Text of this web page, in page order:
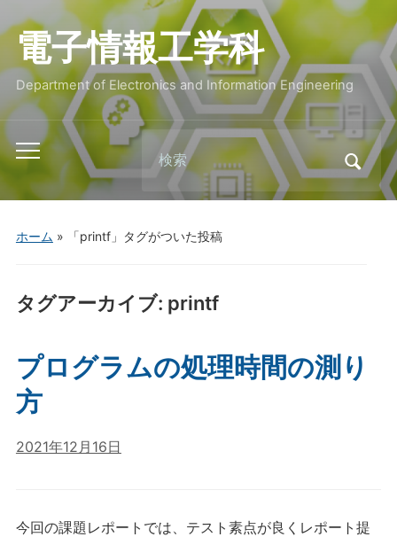
電子情報工学科
Department of Electronics and Information Engineering
Toggle
mobile
menu
Search
for:
ホーム » 「printf」タグがついた投稿
タグアーカイブ: printf
プログラムの処理時間の測り
方
2021年12月16日
今回の課題レポートでは、テスト素点が良くレポート提